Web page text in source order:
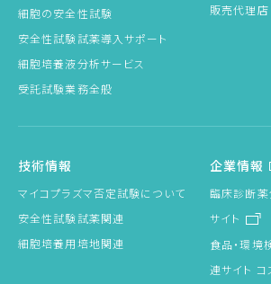
細胞の安全性試験
安全性試験試薬導入サポート
細胞培養液分析サービス
受託試験業務全般
販売代理店
技術情報
マイコプラズマ否定試験について
安全性試験試薬関連
細胞培養用培地関連
企業情報
臨床診断
サイト
食品・環境
連サイト コ